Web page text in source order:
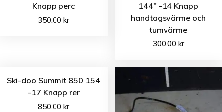
Knapp perc
350.00kr
144″ -14 Knapp
handtagsvärme och
tumvärme
300.00 kr
Ski-doo Summit 850 154
-17 Knapp rer
850.00kr